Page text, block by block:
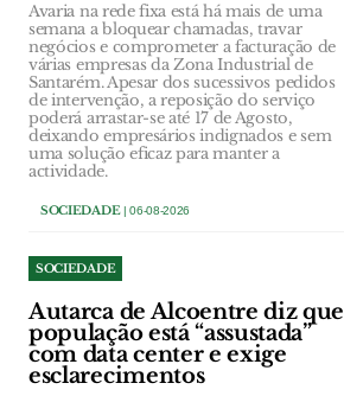
Avaria na rede fixa está há mais de uma
semana a bloquear chamadas, travar
negócios e comprometer a facturação de
várias empresas da Zona Industrial de
Santarém. Apesar dos sucessivos pedidos
de intervenção, a reposição do serviço
poderá arrastar-se até 17 de Agosto,
deixando empresários indignados e sem
uma solução eficaz para manter a
actividade.
SOCIEDADE| 06-08-2026
SOCIEDADE
Autarca de Alcoentre diz que
população está “assustada”
com data center e exige
esclarecimentos